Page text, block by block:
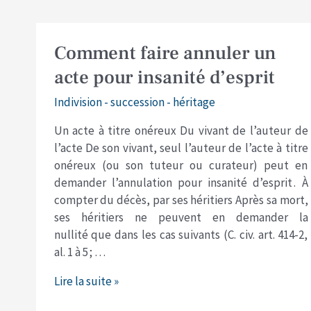
Comment faire annuler un
acte pour insanité d’esprit
Indivision - succession - héritage
Un acte à titre onéreux Du vivant de l’auteur de
l’acte De son vivant, seul l’auteur de l’acte à titre
onéreux (ou son tuteur ou curateur) peut en
demander l’annulation pour insanité d’esprit . À
compter du décès, par ses héritiers Après sa mort,
ses héritiers ne peuvent en demander la
nullité que dans les cas suivants (C. civ. art. 414-2,
al. 1 à 5 ; …
Comment
annuler
un
pour
insanité
d’esprit
Lire la suite »